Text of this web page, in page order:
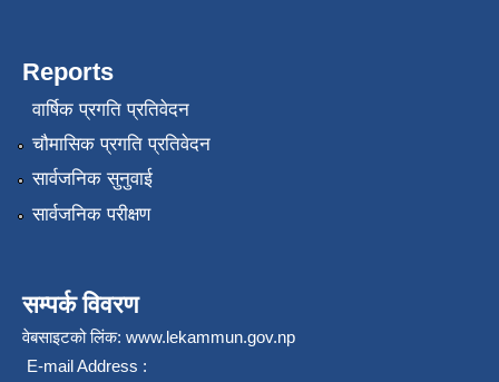
Reports
वार्षिक प्रगति प्रतिवेदन
चौमासिक प्रगति प्रतिवेदन
सार्वजनिक सुनुवाई
सार्वजनिक परीक्षण
सम्पर्क विवरण
वेबसाइटको लिंक: www.lekammun.gov.np
E-mail Address :